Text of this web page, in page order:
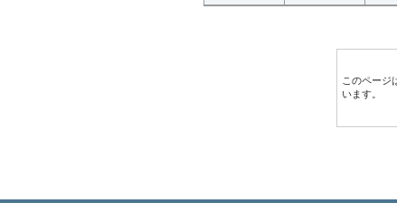
このページ
います。